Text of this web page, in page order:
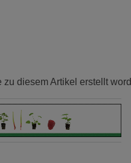
diesem Artikel erstellt